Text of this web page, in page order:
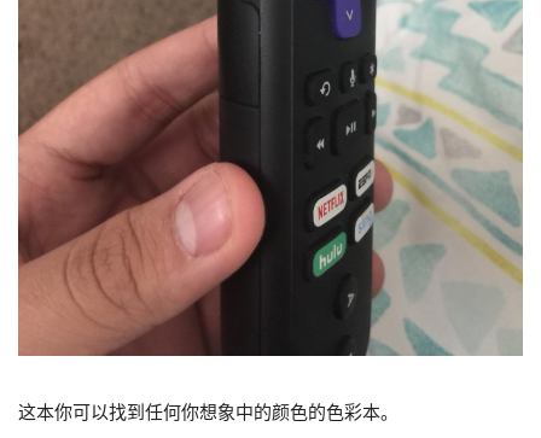
这本你可以找到任何你想象中的颜色的色彩本。